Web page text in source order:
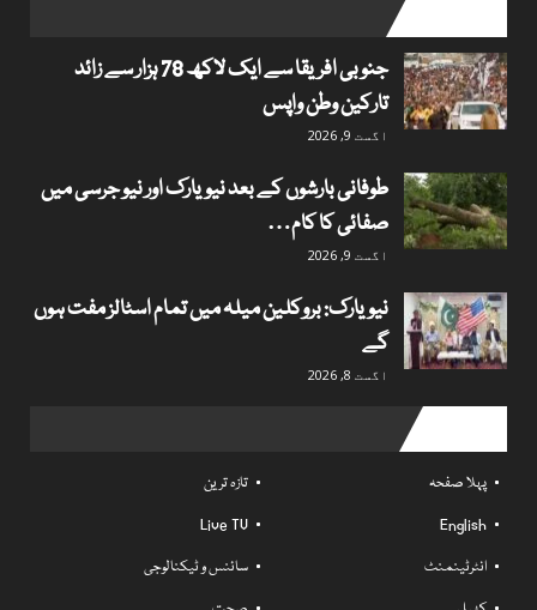
جنوبی افریقا سے ایک لاکھ 78 ہزار سے زائد
تارکین وطن واپس
اگست 9, 2026
طوفانی بارشوں کے بعد نیویارک اور نیو جرسی میں
صفائی کا کام…
اگست 9, 2026
نیویارک: بروکلین میلہ میں تمام اسٹالز مفت ہوں
گے
اگست 8, 2026
پہلا صفحہ
تازہ ترین
English
Live TV
انٹرٹینمنٹ
سائنس و ٹیکنالوجی